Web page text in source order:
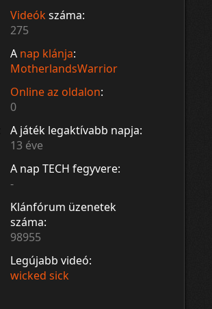
Videókszáma:
275
A nap klánja:
MotherlandsWarrior
Online az oldalon:
0
A játék legaktívabb napja:
13 éve
A nap TECH fegyvere:
-
Klánfórum üzenetek
száma:
98955
Legújabb videó:
wicked sick